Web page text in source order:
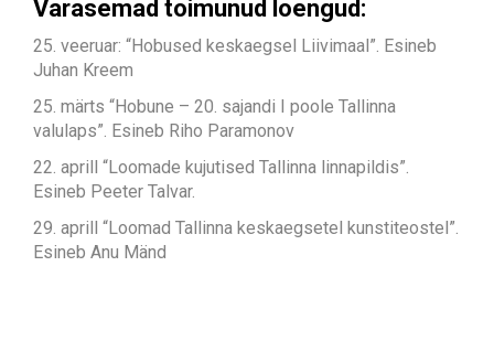
Varasemad toimunud loengud:
25. veeruar: “Hobused keskaegsel Liivimaal”. Esineb
Juhan Kreem
25. märts “Hobune – 20. sajandi I poole Tallinna
valulaps”. Esineb Riho Paramonov
22. aprill “Loomade kujutised Tallinna linnapildis”.
Esineb Peeter Talvar.
29. aprill “Loomad Tallinna keskaegsetel kunstiteostel”.
Esineb Anu Mänd